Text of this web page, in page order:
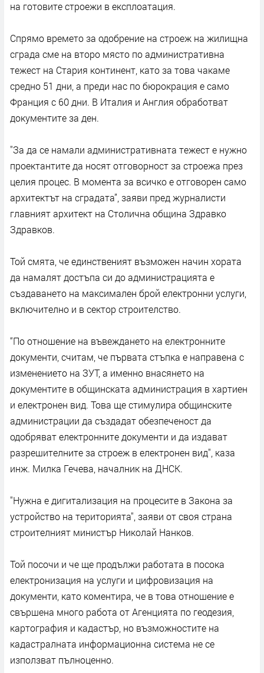
на готовите строежи в експлоатация.
Спрямо времето за одобрение на строеж на жилищна
сграда сме на второ място по административна
тежест на Стария континент, като за това чакаме
средно 51 дни, а преди нас по бюрокрация е само
Франция с 60 дни. В Италия и Англия обработват
документите за ден.
"За да се намали административната тежест е нужно
проектантите да носят отговорност за строежа през
целия процес. В момента за всичко е отговорен само
архитектът на сградата”, заяви пред журналисти
главният архитект на Столична община Здравко
Здравков.
Той смята, че единственият възможен начин хората
да намалят достъпа си до администрацията е
създаването на максимален брой електронни услуги,
включително и в сектор строителство.
“По отношение на въвеждането на електронните
документи, считам, че първата стъпка е направена с
изменението на ЗУТ, а именно внасянето на
документите в общинската администрация в хартиен
и електронен вид. Това ще стимулира общинските
администрации да създадат обезпеченост да
одобряват електронните документи и да издават
разрешителните за строеж в електронен вид", каза
инж. Милка Гечева, началник на ДНСК.
"Нужна е дигитализация на процесите в Закона за
устройство на територията", заяви от своя страна
строителният министър Николай Нанков.
Той посочи и че ще продължи работата в посока
електронизация на услуги и цифровизация на
документи, като коментира, че в това отношение е
свършена много работа от Агенцията по геодезия,
картография и кадастър, но възможностите на
кадастралната информационна система не се
използват пълноценно.